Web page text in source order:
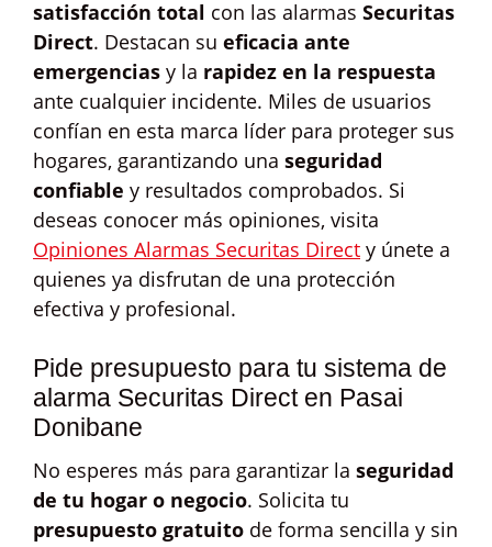
satisfacción total con las alarmas Securitas
Direct. Destacan su eficacia ante
emergencias y la rapidez en la respuesta
ante cualquier incidente. Miles de usuarios
confían en esta marca líder para proteger sus
hogares, garantizando una seguridad
confiable y resultados comprobados. Si
deseas conocer más opiniones, visita
Opiniones Alarmas Securitas Direct y únete a
quienes ya disfrutan de una protección
efectiva y profesional.
Pide presupuesto para tu sistema de
alarma Securitas Direct en Pasai
Donibane
No esperes más para garantizar la seguridad
de tu hogar o negocio. Solicita tu
presupuesto gratuito de forma sencilla y sin